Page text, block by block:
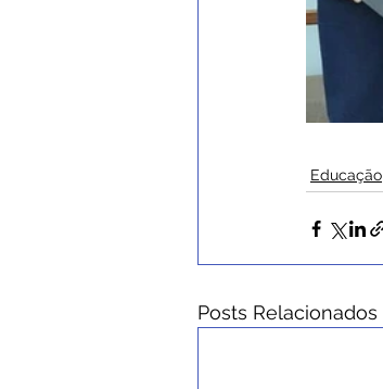
Educação
Posts Relacionados